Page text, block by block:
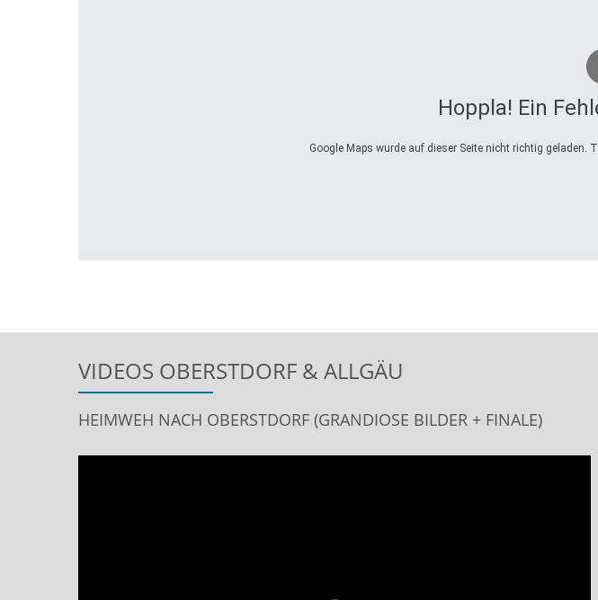
Hoppla! Ein
Google Maps wurde auf dieser Seite nicht richtig
VIDEOS OBERSTDORF & ALLGÄU
HEIMWEH NACH OBERSTDORF (GRANDIOSE BILDER + FINALE)